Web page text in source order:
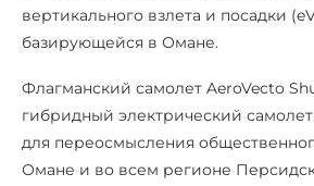
вертикального взлета и посадки
базирующейся в Омане.
Флагманский самолет AeroVecto
гибридный электрический
для переосмысления
Омане и во всем регионе